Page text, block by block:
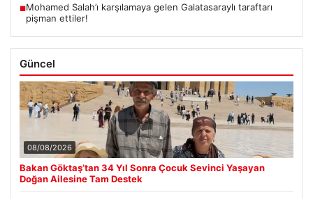
■Mohamed Salah’ı karşılamaya gelen Galatasaraylı taraftarı
pişman ettiler!
Güncel
08/08/2026
Bakan Göktaş’tan 34 Yıl Sonra Çocuk Sevinci Yaşayan
Doğan Ailesine Tam Destek